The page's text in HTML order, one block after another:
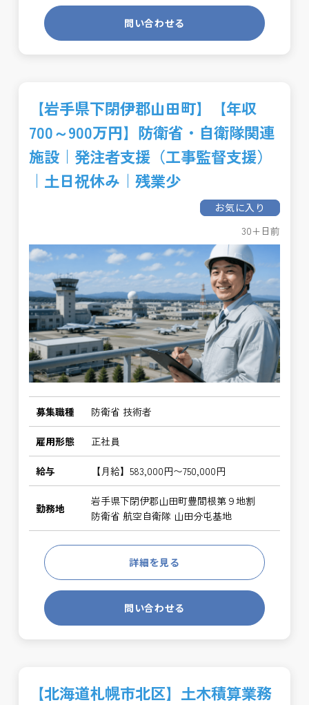
問い合わせる
【岩手県下閉伊郡山田町】【年収
700～900万円】防衛省・自衛隊関連
施設｜発注者支援（工事監督支援）
｜土日祝休み｜残業少
お気に入り
30+日前
募集職種 防衛省 技術者
雇用形態 正社員
給与 【月給】583,000円〜750,000円
勤務地
岩手県下閉伊郡山田町豊間根第９地割
防衛省 航空自衛隊 山田分屯基地
詳細を見る
問い合わせる
【北海道札幌市北区】土木積算業務